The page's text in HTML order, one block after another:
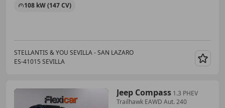
108 kW (147 CV)
STELLANTIS & YOU SEVILLA - SAN LAZARO
ES-41015 SEVILLA
Jeep Compass 1.3 PHEV
Trailhawk EAWD Aut. 240